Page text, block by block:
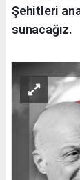
Şehitleri
sunacağız.